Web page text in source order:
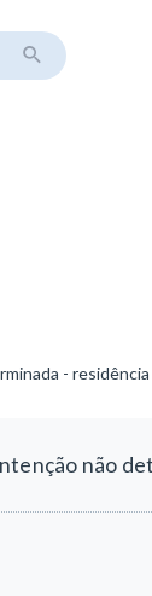
- residência
não